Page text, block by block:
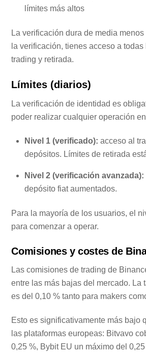
límites más altos
La verificación dura de media
la verificación, tienes acceso a
trading y retirada.
Límites (diarios)
La verificación de identidad es
poder realizar cualquier operación
Nivel 1 (verificado): acceso al
depósitos. Límites de retirada
Nivel 2 (verificación avanzada):
depósito fiat aumentados.
Para la mayoría de los usuarios, el
para comenzar a operar.
Comisiones y costes de
Las comisiones de trading de
entre las más bajas del mercado. La
es del 0,10 % tanto para makers
Esto es significativamente más bajo
las plataformas europeas: Bitvavo
0,25 %, Bybit EU un máximo del